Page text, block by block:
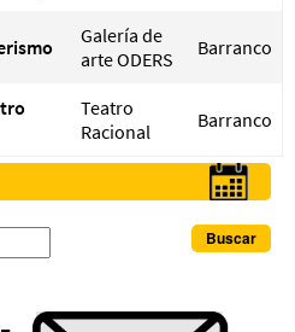
Galería de
arte ODERS
Barranco
Teatro
Racional
Barranco